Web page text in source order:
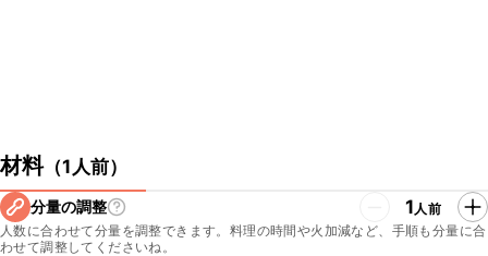
材料（1人前）
分量の調整 1人前
人数に合わせて分量を調整できます。料理の時間や火加減など、手順も分量に合
わせて調整してくださいね。